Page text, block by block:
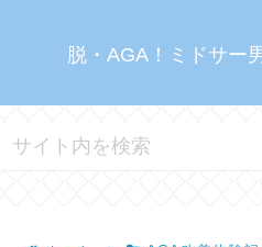
脱・AGA！ミドサー